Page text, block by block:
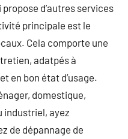
d’autres services
principale est le
Cela comporte une
adatpés à
en bon état d’usage.
domestique,
industriel, ayez
de dépannage de